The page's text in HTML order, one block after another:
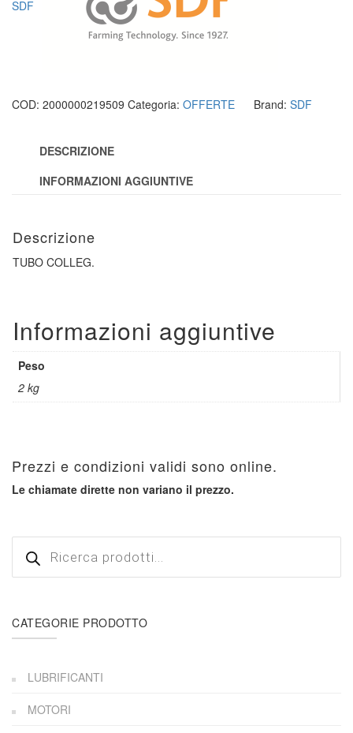
SDF
COD: 2000000219509 Categoria: OFFERTE Brand: SDF
DESCRIZIONE
INFORMAZIONI AGGIUNTIVE
Descrizione
TUBO COLLEG.
Informazioni aggiuntive
Peso
2 kg
Prezzi e condizioni validi sono online.
Le chiamate dirette non variano il prezzo.
Products
search
CATEGORIE PRODOTTO
LUBRIFICANTI
MOTORI